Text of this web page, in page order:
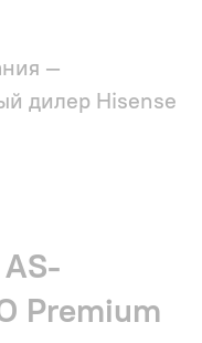
—
дилер Hisense
Premium